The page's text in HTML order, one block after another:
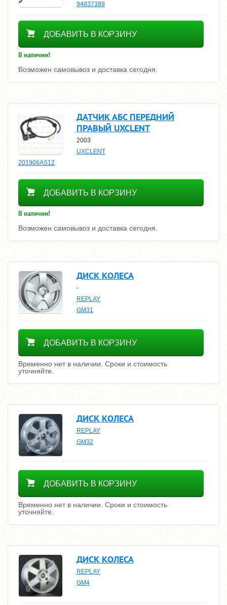
94837389
330
ДОБАВИТЬ В КОРЗИНУ
В наличии!
Возможен самовывоз и доставка сегодня.
ДАТЧИК АБС ПЕРЕДНИЙ
ПРАВЫЙ UXCLENT
2003
UXCLENT
201906AS12
1810
ДОБАВИТЬ В КОРЗИНУ
В наличии!
Возможен самовывоз и доставка сегодня.
ДИСК КОЛЕСА
-
REPLAY
GM31
Уточнить цену
ДОБАВИТЬ В КОРЗИНУ
Временно нет в наличии. Сроки и стоимость
уточняйте.
ДИСК КОЛЕСА
REPLAY
GM32
Уточнить цену
ДОБАВИТЬ В КОРЗИНУ
Временно нет в наличии. Сроки и стоимость
уточняйте.
ДИСК КОЛЕСА
REPLAY
GM4